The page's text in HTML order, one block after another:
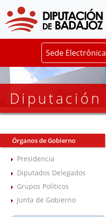
Sede Electrónica
Diputación
Órganos de Gobierno
Presidencia
Diputados Delegados
Grupos Políticos
Junta de Gobierno